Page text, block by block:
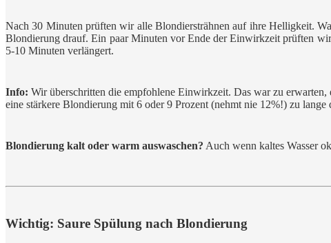
Nach 30 Minuten prüften wir alle Blondiersträhnen auf ihre Helligkeit.
Blondierung drauf. Ein paar Minuten vor Ende der Einwirkzeit prüften
5-10 Minuten verlängert.
Info: Wir überschritten die empfohlene Einwirkzeit. Das war zu
eine stärkere Blondierung mit 6 oder 9 Prozent (nehmt nie 12%!) zu lange
Blondierung kalt oder warm auswaschen? Auch wenn kaltes Wasser
Wichtig: Saure Spülung nach Blondierung